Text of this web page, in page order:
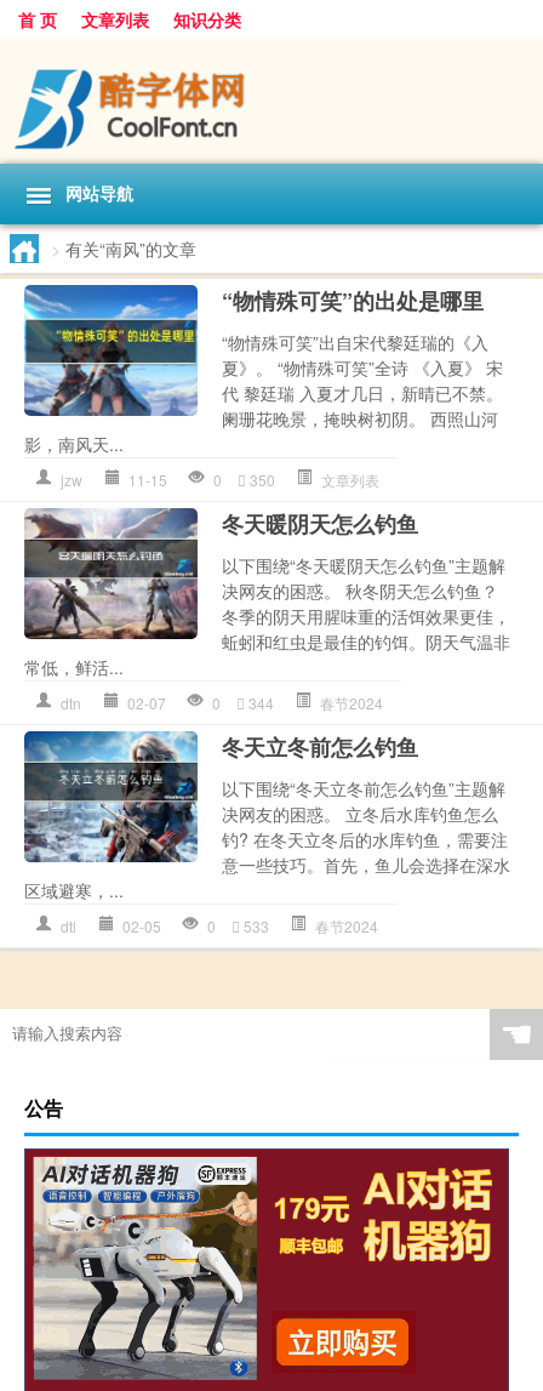
首 页 文章列表 知识分类
网站导航
> 有关“南风”的文章
“物情殊可笑”的出处是哪里
“物情殊可笑”出自宋代黎廷瑞的《入
夏》。 “物情殊可笑”全诗 《入夏》 宋
代 黎廷瑞 入夏才几日，新晴已不禁。
阑珊花晚景，掩映树初阴。 西照山河
影，南风天...
jzw 11-15 0 350 文章列表
冬天暖阴天怎么钓鱼
以下围绕“冬天暖阴天怎么钓鱼”主题解
决网友的困惑。 秋冬阴天怎么钓鱼？
冬季的阴天用腥味重的活饵效果更佳，
蚯蚓和红虫是最佳的钓饵。阴天气温非
常低，鲜活...
dtn 02-07 0 344 春节2024
冬天立冬前怎么钓鱼
以下围绕“冬天立冬前怎么钓鱼”主题解
决网友的困惑。 立冬后水库钓鱼怎么
钓? 在冬天立冬后的水库钓鱼，需要注
意一些技巧。首先，鱼儿会选择在深水
区域避寒，...
dtl 02-05 0 533 春节2024
☚
公告